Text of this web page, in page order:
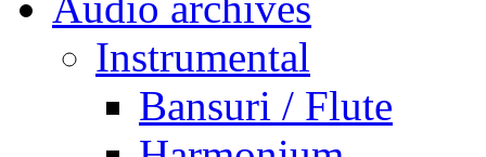
Instrumental
Bansuri / Flute